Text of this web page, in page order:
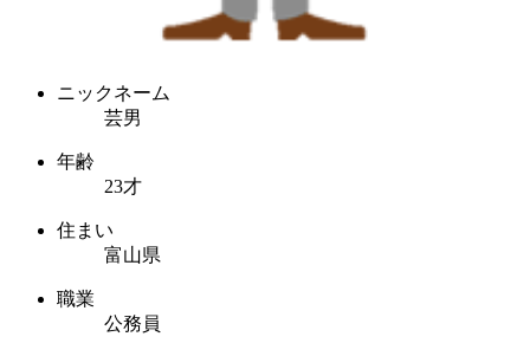
ニックネーム
芸男
年齢
23才
住まい
富山県
職業
公務員